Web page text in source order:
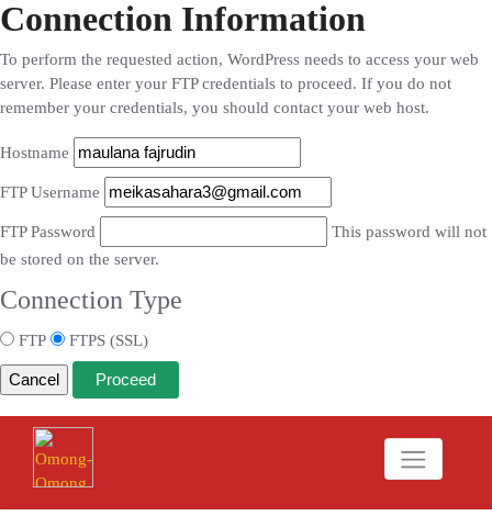
Connection Information
To perform the requested action, WordPress needs to access your web
server. Please enter your FTP credentials to proceed. If you do not
remember your credentials, you should contact your web host.
Hostname
FTP Username
FTP Password
This password will not
be stored on the server.
Connection Type
FTP FTPS (SSL)
Cancel